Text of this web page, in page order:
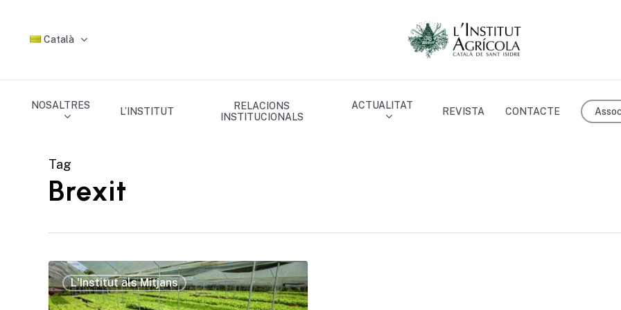
Català
NOSALTRES
L’INSTITUT
RELACIONS
INSTITUCIONALS
ACTUALITAT
REVISTA CONTACTE
Tag
Brexit
L'Institut als Mitjans